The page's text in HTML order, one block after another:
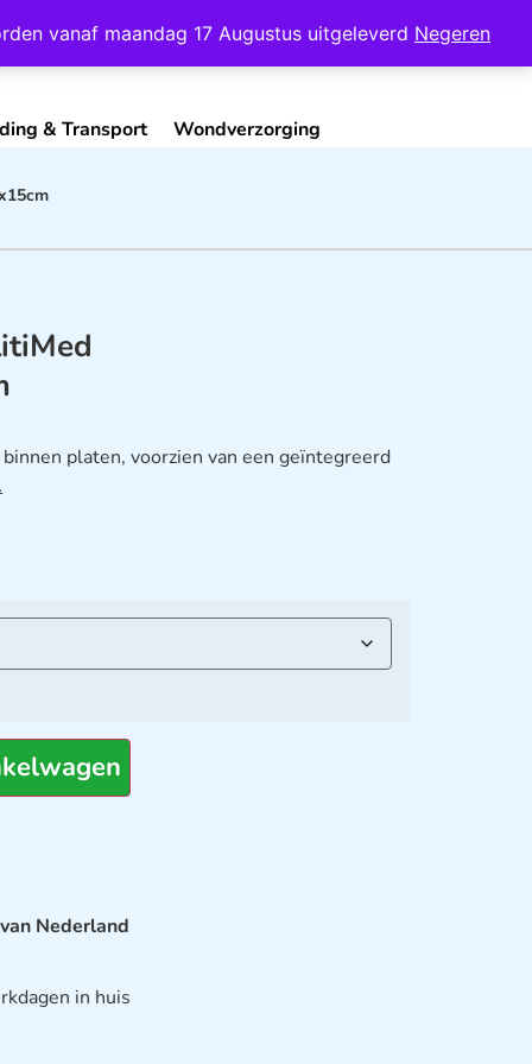
vanaf maandag 17 Augustus uitgeleverd Negeren
Account Contact
& Transport Wondverzorging
platen, voorzien van een geïntegreerd
Nederland
in huis